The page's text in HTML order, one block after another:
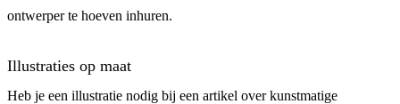
ontwerper te hoeven inhuren.
Illustraties op maat
Heb je een illustratie nodig bij een artikel over kunstmatige